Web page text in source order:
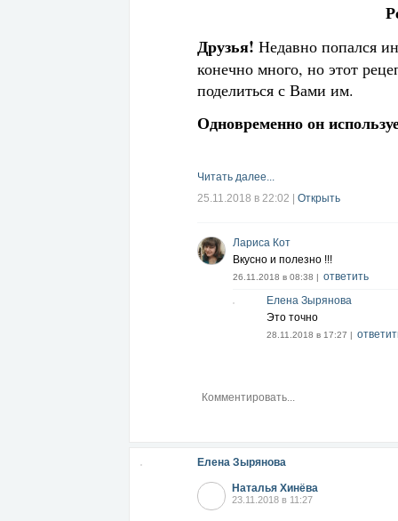
Друзья! Недавно попался
конечно много, но этот
поделиться с Вами им.
Одновременно он
Читать далее...
25.11.2018 в 22:02
Открыть
Лариса Кот
Вкусно и полезно !!!
26.11.2018 в 08:38 | ответить
Елена Зырянова
Это точно
28.11.2018 в 17:27 |
Елена Зырянова
Наталья Хинёва
23.11.2018 в 11:27